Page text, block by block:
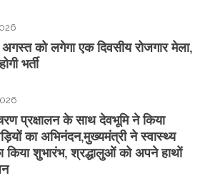
अगस्त को लगेगा एक दिवसीय रोजगार मेला,
भर्ती
प्रक्षालन के साथ देवभूमि ने किया
का अभिनंदन,मुख्यमंत्री ने स्वास्थ्य
किया शुभारंभ, श्रद्धालुओं को अपने हाथों